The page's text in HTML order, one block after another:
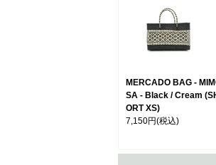
MERCADO BAG -
SA - Black / Cream
ORT XS)
7,150円(税込)